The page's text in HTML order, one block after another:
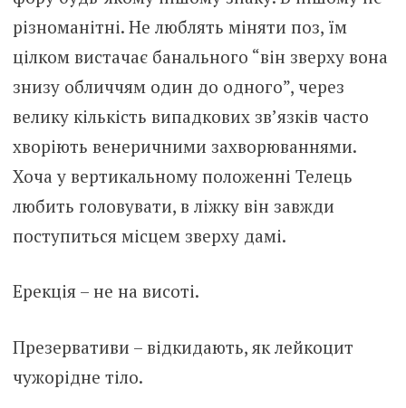
різноманітні. Не люблять міняти поз, їм
цілком вистачає банального “він зверху вона
знизу обличчям один до одного”, через
велику кількість випадкових зв’язків часто
хворіють венеричними захворюваннями.
Хоча у вертикальному положенні Телець
любить головувати, в ліжку він завжди
поступиться місцем зверху дамі.
Ерекція – не на висоті.
Презервативи – відкидають, як лейкоцит
чужорідне тіло.